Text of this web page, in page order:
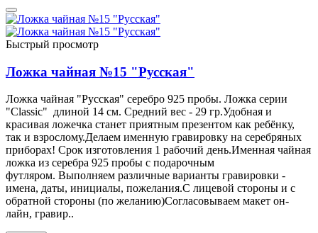
Быстрый просмотр
Ложка чайная №15 "Русская"
Ложка чайная "Русская" серебро 925 пробы. Ложка серии
"Classic" длиной 14 см. Средний вес - 29 гр.Удобная и
красивая ложечка станет приятным презентом как ребёнку,
так и взрослому.Делаем именную гравировку на серебряных
приборах! Срок изготовления 1 рабочий день.Именная чайная
ложка из серебра 925 пробы с подарочным
футляром. Выполняем различные варианты гравировки -
имена, даты, инициалы, пожелания.С лицевой стороны и с
обратной стороны (по желанию)Согласовываем макет он-
лайн, гравир..